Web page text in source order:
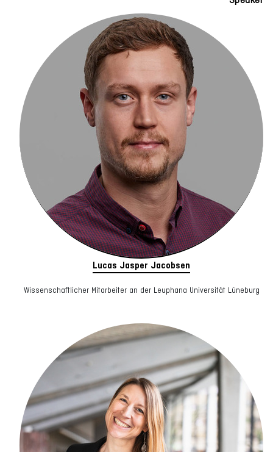
Lucas Jasper Jacobsen
Wissenschaftlicher Mitarbeiter an der Leuphana Universität Lüneburg